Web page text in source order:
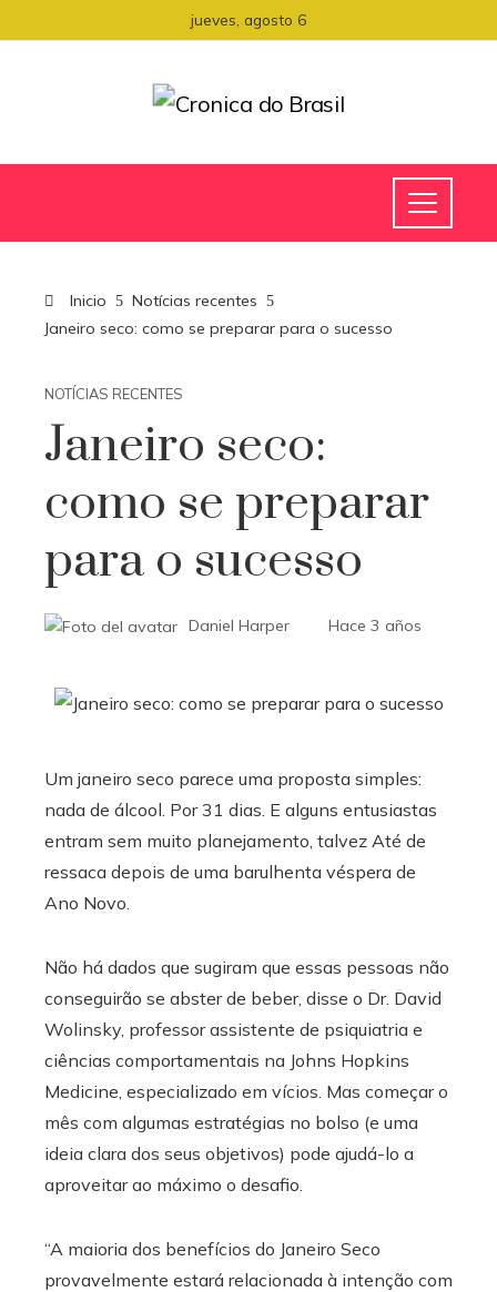
jueves, agosto 6
Inicio
Notícias recentes
Janeiro seco: como se preparar para o sucesso
NOTÍCIAS RECENTES
Janeiro seco:
como se preparar
para o sucesso
Daniel Harper Hace 3 años
Um janeiro seco parece uma proposta simples:
nada de álcool. Por 31 dias. E alguns entusiastas
entram sem muito planejamento, talvez Até de
ressaca depois de uma barulhenta véspera de
Ano Novo.
Não há dados que sugiram que essas pessoas não
conseguirão se abster de beber, disse o Dr. David
Wolinsky, professor assistente de psiquiatria e
ciências comportamentais na Johns Hopkins
Medicine, especializado em vícios. Mas começar o
mês com algumas estratégias no bolso (e uma
ideia clara dos seus objetivos) pode ajudá-lo a
aproveitar ao máximo o desafio.
“A maioria dos benefícios do Janeiro Seco
provavelmente estará relacionada à intenção com